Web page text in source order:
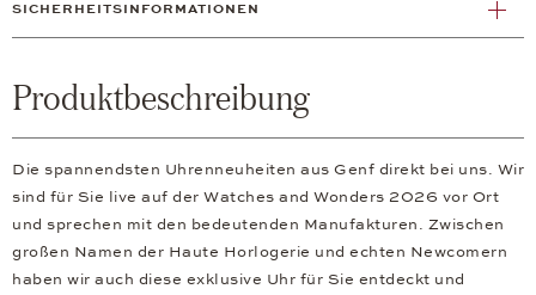
SICHERHEITSINFORMATIONEN
Produktbeschreibung
Die spannendsten Uhrenneuheiten aus Genf direkt bei uns. Wir
sind für Sie live auf der Watches and Wonders 2026 vor Ort
und sprechen mit den bedeutenden Manufakturen. Zwischen
großen Namen der Haute Horlogerie und echten Newcomern
haben wir auch diese exklusive Uhr für Sie entdeckt und